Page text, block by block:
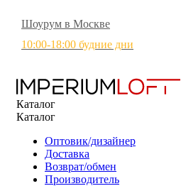
Шоурум в Москве
10:00-18:00 будние дни
Каталог
Каталог
Оптовик/дизайнер
Доставка
Возврат/обмен
Производитель